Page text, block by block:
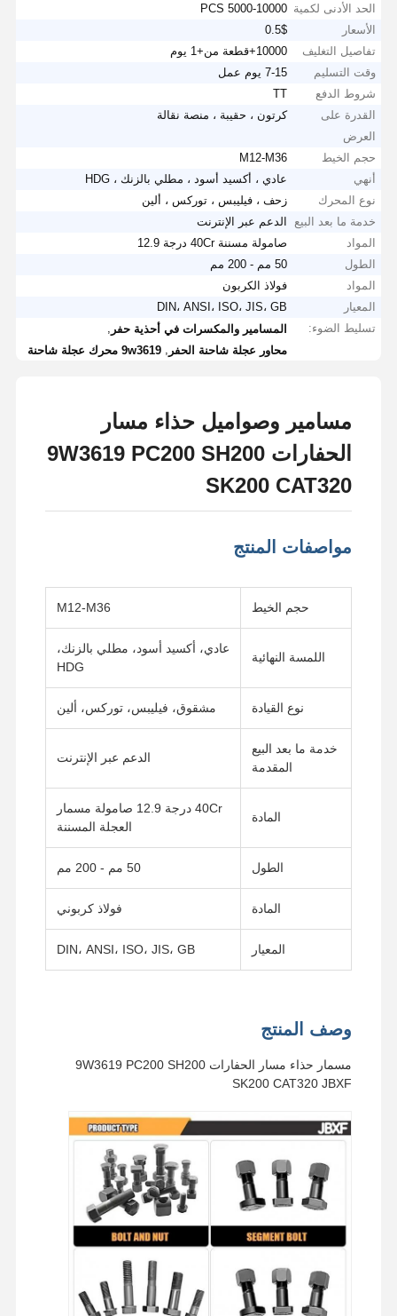
فيديوهات
الحد الأدنى لكمية 5000-10000 PCS
الأسعار
0.5$
تفاصيل التغليف
10000+قطعة من+1 يوم
وقت التسليم
7-15 يوم عمل
شروط الدفع
TT
القدرة على
العرض
كرتون ، حقيبة ، منصة نقالة
حجم الخيط
M12-M36
أنهي
عادي ، أكسيد أسود ، مطلي بالزنك ، HDG
نوع المحرك
زحف ، فيليبس ، توركس ، ألين
خدمة ما بعد البيع
الدعم عبر الإنترنت
المواد
صامولة مسننة 40Cr درجة 12.9
الطول
50 مم - 200 مم
المواد
فولاذ الكربون
المعيار
DIN، ANSI، ISO، JIS، GB
تسليط الضوء:
المسامير والمكسرات في أحذية حفر
محاور عجلة شاحنة الحفر
,9w3619 محرك عجلة شاحنة
مسامير وصواميل حذاء مسار
الحفارات 9W3619 PC200 SH200
SK200 CAT320
مواصفات المنتج
حجم الخيط M12-M36
اللمسة النهائية
عادي، أكسيد أسود، مطلي بالزنك،
HDG
نوع القيادة مشقوق، فيليبس، توركس، ألين
خدمة ما بعد البيع
المقدمة
الدعم عبر الإنترنت
المادة
40Cr درجة 12.9 صامولة مسمار
العجلة المسننة
الطول 50 مم - 200 مم
المادة فولاذ كربوني
المعيار DIN، ANSI، ISO، JIS، GB
وصف المنتج
مسمار حذاء مسار الحفارات 9W3619 PC200 SH200
SK200 CAT320 JBXF